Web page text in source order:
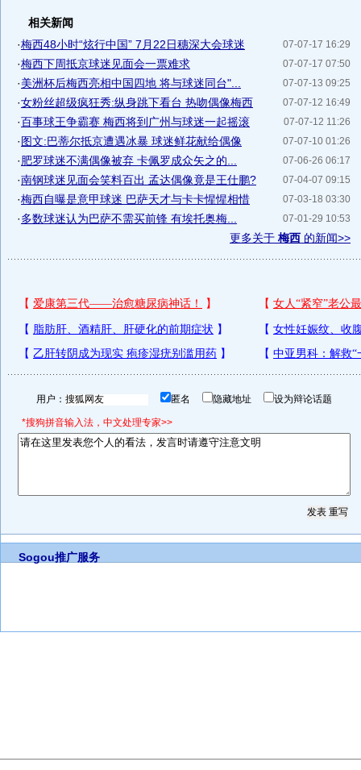
相关新闻
07-07-17 16:29
·梅西48小时“炫行中国” 7月22日穗深大会球迷
07-07-17 07:50
·梅西下周抵京球迷见面会一票难求
07-07-13 09:25
·美洲杯后梅西亮相中国四地 将与球迷同台"...
07-07-12 16:49
·女粉丝超级疯狂秀:纵身跳下看台 热吻偶像梅西
07-07-12 11:26
·百事球王争霸赛 梅西将到广州与球迷一起摇滚
07-07-10 01:26
·图文:巴蒂尔抵京遭遇冰暴 球迷鲜花献给偶像
07-06-26 06:17
·肥罗球迷不满偶像被弃 卡佩罗成众矢之的...
07-04-07 09:15
·南钢球迷见面会笑料百出 孟达偶像竟是王仕鹏?
07-03-18 03:30
·梅西自曝是意甲球迷 巴萨天才与卡卡惺惺相惜
07-01-29 10:53
·多数球迷认为巴萨不需买前锋 有埃托奥梅...
更多关于 梅西 的新闻>>
用户： 匿名 隐藏地址 设为辩论话题
*搜狗拼音输入法，中文处理专家>>
Sogou推广服务